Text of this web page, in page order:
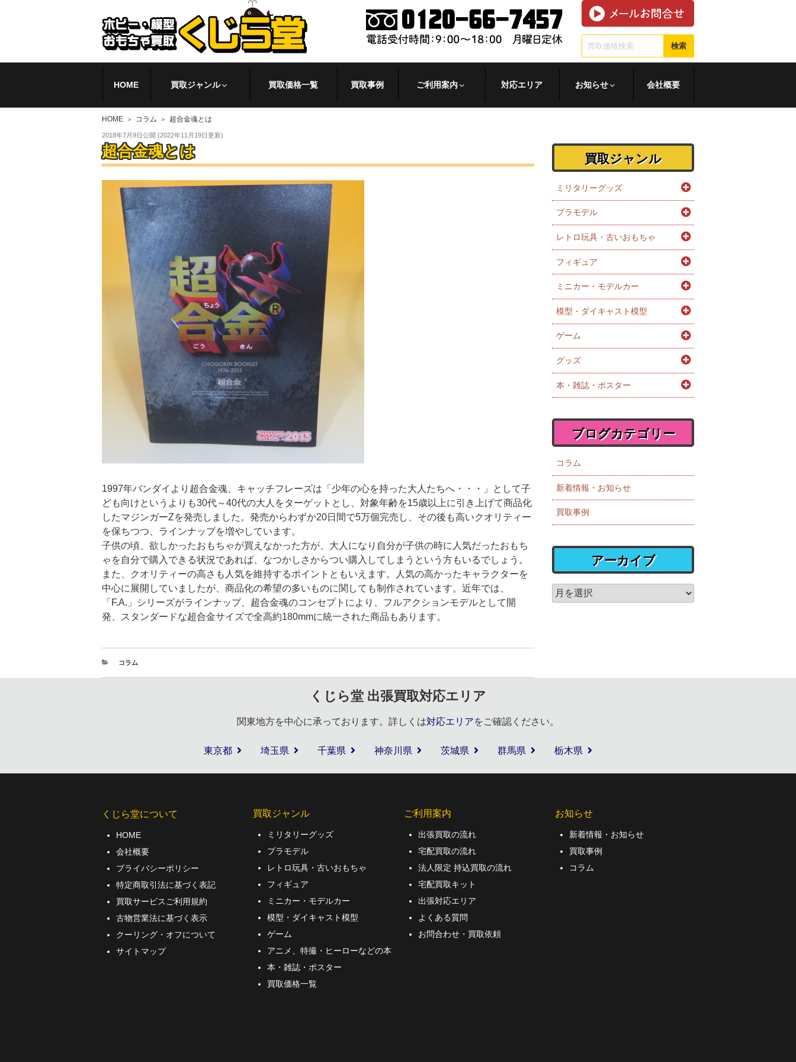
検索
HOME 買取ジャンル 買取価格一覧 買取事例 ご利用案内 対応エリア お知らせ 会社概要
HOME コラム 超合金魂とは
2018年7月9日公開 (2022年11月19日 更新)
超合金魂とは
1997年バンダイより超合金魂、キャッチフレーズは「少年の心を持った大人たちへ・・・」として子
ども向けというよりも30代～40代の大人をターゲットとし、対象年齢を15歳以上に引き上げて商品化
したマジンガーZを発売しました。発売からわずか20日間で5万個完売し、その後も高いクオリティー
を保ちつつ、ラインナップを増やしています。
子供の頃、欲しかったおもちゃが買えなかった方が、大人になり自分が子供の時に人気だったおもち
ゃを自分で購入できる状況であれば、なつかしさからつい購入してしまうという方もいるでしょう。
また、クオリティーの高さも人気を維持するポイントともいえます。人気の高かったキャラクターを
中心に展開していましたが、商品化の希望の多いものに関しても制作されています。近年では、
「F.A.」シリーズがラインナップ、超合金魂のコンセプトにより、フルアクションモデルとして開
発、スタンダードな超合金サイズで全高約180mmに統一された商品もあります。
コラム
買取ジャンル
ミリタリーグッズ
プラモデル
レトロ玩具・古いおもちゃ
フィギュア
ミニカー・モデルカー
模型・ダイキャスト模型
ゲーム
グッズ
本・雑誌・ポスター
ブログカテゴリー
コラム
新着情報・お知らせ
買取事例
アーカイブ
くじら堂 出張買取対応エリア
関東地方を中心に承っております。詳しくは対応エリアをご確認ください。
東京都 埼玉県 千葉県 神奈川県 茨城県 群馬県 栃木県
くじら堂について
HOME
会社概要
プライバシーポリシー
特定商取引法に基づく表記
買取サービスご利用規約
古物営業法に基づく表示
クーリング・オフについて
サイトマップ
買取ジャンル
ミリタリーグッズ
プラモデル
レトロ玩具・古いおもちゃ
フィギュア
ミニカー・モデルカー
模型・ダイキャスト模型
ゲーム
アニメ、特撮・ヒーローなどの本
本・雑誌・ポスター
買取価格一覧
ご利用案内
出張買取の流れ
宅配買取の流れ
法人限定 持込買取の流れ
宅配買取キット
出張対応エリア
よくある質問
お問合わせ・買取依頼
お知らせ
新着情報・お知らせ
買取事例
コラム